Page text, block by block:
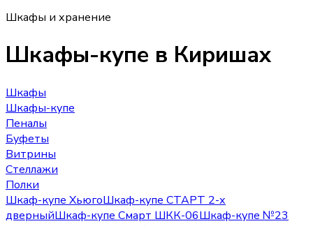
Шкафы и хранение
Шкафы-купе в Киришах
Шкафы
Шкафы-купе
Пеналы
Буфеты
Витрины
Стеллажи
Полки
Шкаф-купе ХьюгоШкаф-купе СТАРТ 2-х
дверныйШкаф-купе Смарт ШКК-06Шкаф-купе №23